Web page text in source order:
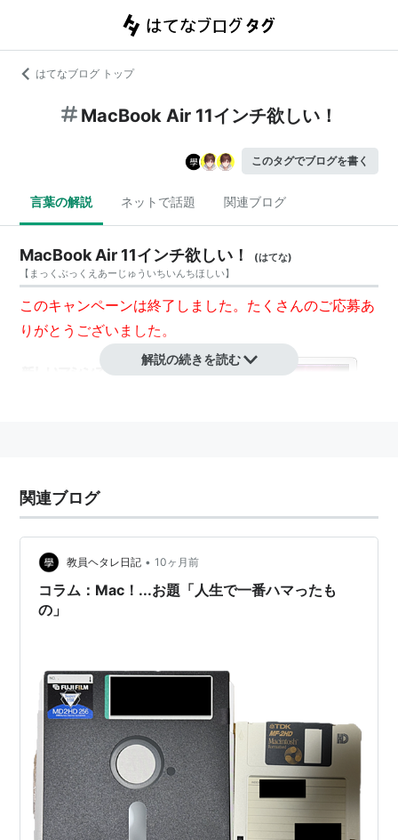
はてなブログ トップ
MacBook Air 11インチ欲しい！
このタグでブログを書く
言葉の解説 ネットで話題 関連ブログ
MacBook Air 11インチ欲しい！ (はてな)
【 まっくぶっくえあーじゅういちいんちほしい】
このキャンペーンは終了しました。たくさんのご応募あ
りがとうございました。
たる！
年も開けて2011年。心機一転、新しくブログを始めた
り、あらためてブログを再開しようと意気込んでいる方
も多いのではないでしょうか。
ンを実施いたします。2011年は、新しいマシンといっし
ょにブログを書いてみませんか？
応募はブログに「MacBook Air 11インチ欲し
い！」と書きこむだけ
応募方法はかんたん。あなたのブログ（はてなダイアリ
ー）に、「MacBook Air 11インチ欲しい！」と書きこ
解説の続きを読む
関連ブログ
教員ヘタレ日記 • 10ヶ月前
コラム：Mac！...お題「人生で一番ハマったも
の」